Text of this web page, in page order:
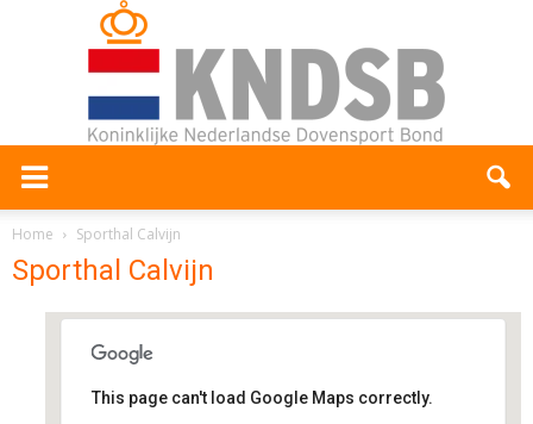
Home Sporthal Calvijn
Sporthal Calvijn
Sporthal Calvijn
This page can't load Google Maps correctly.